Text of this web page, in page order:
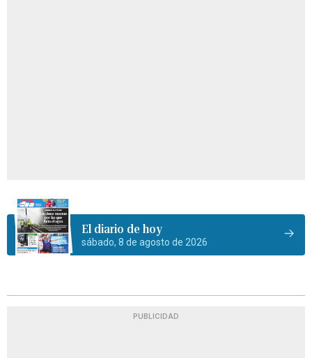
El diario de hoy
sábado, 8 de agosto de 2026
PUBLICIDAD